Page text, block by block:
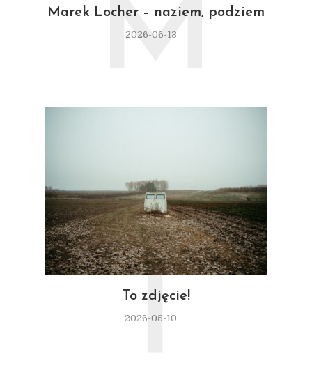
Marek Locher – naziem, podziem
2026-06-13
M
To zdjęcie!
2026-05-10
T